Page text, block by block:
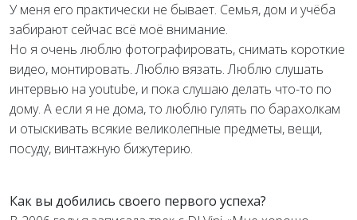
У меня его практически не бывает. Семья, дом и учёба
забирают сейчас всё моё внимание.
Но я очень люблю фотографировать, снимать короткие
видео, монтировать. Люблю вязать. Люблю слушать
интервью на youtube, и пока слушаю делать что-то по
дому. А если я не дома, то люблю гулять по барахолкам
и отыскивать всякие великолепные предметы, вещи,
посуду, винтажную бижутерию.
Как вы добились своего первого успеха?